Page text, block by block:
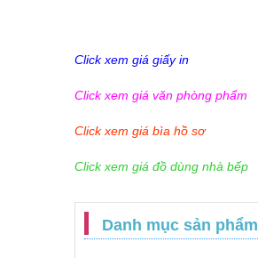
Click xem giá giấy in
Click xem giá văn phòng phẩm
Click xem giá bìa hồ sơ
Click xem giá đồ dùng nhà bếp
Danh mục sản phẩm